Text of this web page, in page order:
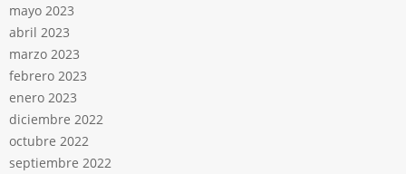
mayo 2023
abril 2023
marzo 2023
febrero 2023
enero 2023
diciembre 2022
octubre 2022
septiembre 2022